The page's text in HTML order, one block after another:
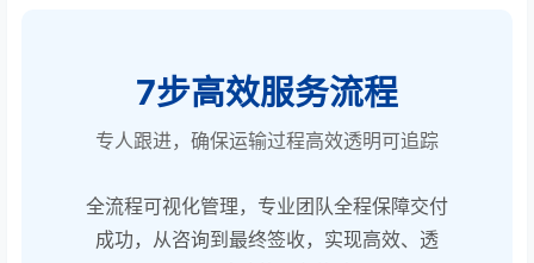
7步高效服务流程
专人跟进，确保运输过程高效透明可追踪
全流程可视化管理，专业团队全程保障交付
成功，从咨询到最终签收，实现高效、透